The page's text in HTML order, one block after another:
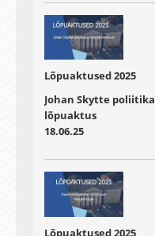
Lõpuaktused 2025
Johan Skytte
lõpuaktus
18.06.25
Lõpuaktused 2025